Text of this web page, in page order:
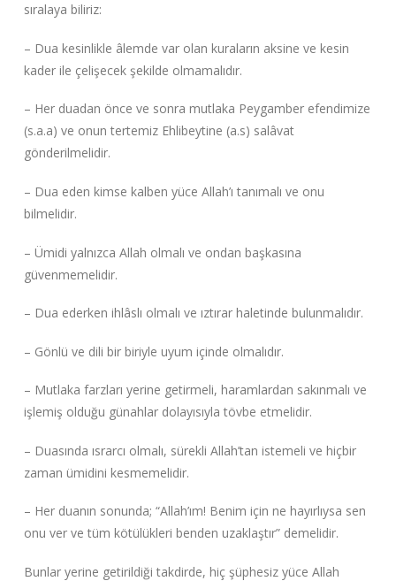
sıralaya biliriz:
– Dua kesinlikle âlemde var olan kuraların aksine ve kesin
kader ile çelişecek şekilde olmamalıdır.
– Her duadan önce ve sonra mutlaka Peygamber efendimize
(s.a.a) ve onun tertemiz Ehlibeytine (a.s) salâvat
gönderilmelidir.
– Dua eden kimse kalben yüce Allah’ı tanımalı ve onu
bilmelidir.
– Ümidi yalnızca Allah olmalı ve ondan başkasına
güvenmemelidir.
– Dua ederken ihlâslı olmalı ve ıztırar haletinde bulunmalıdır.
– Gönlü ve dili bir biriyle uyum içinde olmalıdır.
– Mutlaka farzları yerine getirmeli, haramlardan sakınmalı ve
işlemiş olduğu günahlar dolayısıyla tövbe etmelidir.
– Duasında ısrarcı olmalı, sürekli Allah’tan istemeli ve hiçbir
zaman ümidini kesmemelidir.
– Her duanın sonunda; “Allah’ım! Benim için ne hayırlıysa sen
onu ver ve tüm kötülükleri benden uzaklaştır” demelidir.
Bunlar yerine getirildiği takdirde, hiç şüphesiz yüce Allah